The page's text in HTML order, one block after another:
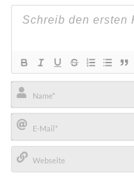
Name*
E-
Mail*